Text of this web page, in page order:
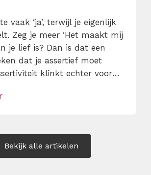
vaak ‘ja’, terwijl je eigenlijk
Zeg je meer ‘Het maakt mij
je lief is? Dan is dat een
dat je assertief moet
klinkt echter voor
gemeen moet worden, maar
Bekijk alle artikelen